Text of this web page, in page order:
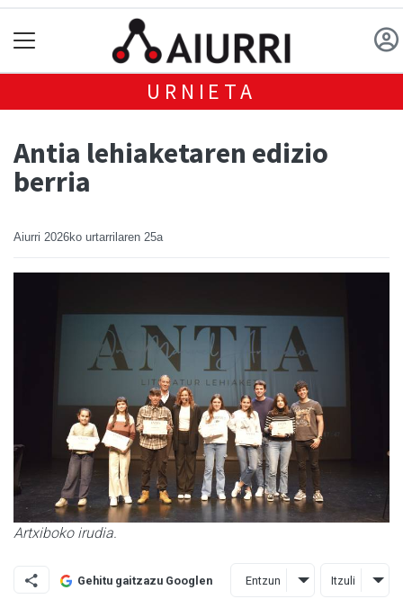
URNIETA
Antia lehiaketaren edizio
berria
Aiurri 2026ko urtarrilaren 25a
Artxiboko irudia.
Gehitu gaitzazu Googlen Entzun Itzuli